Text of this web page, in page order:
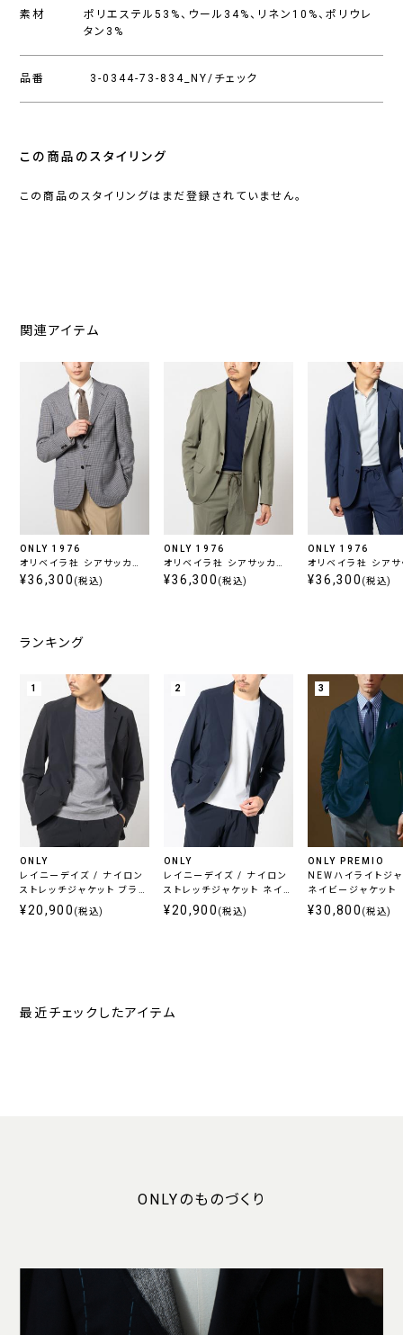
素材
ポリエステル53%、ウール34%、リネン10%、ポリウレ
タン3%
品番 3-0344-73-834_NY/チェック
この商品のスタイリング
この商品のスタイリングはまだ登録されていません。
関連アイテム
ONLY 1976
オリベイラ社 シアサッカー
リネン混ジャケット ブラウ
¥36,300 (税込)
ONLY 1976
オリベイラ社 シアサッカー
セットアップジャケット グリ
¥36,300 (税込)
ONLY 1976
オリベイラ社 シアサ
セットアップジャケ
¥36,300 (税込)
ランキング
1
ONLY
レイニーデイズ / ナイロン
ストレッチジャケット ブラッ
ク
¥20,900 (税込)
2
ONLY
レイニーデイズ / ナイロン
ストレッチジャケット ネイビ
ー
¥20,900 (税込)
3
ONLY PREMIO
NEWハイライトジ
ネイビージャケット
¥30,800 (税込)
最近チェックしたアイテム
ONLYのものづくり